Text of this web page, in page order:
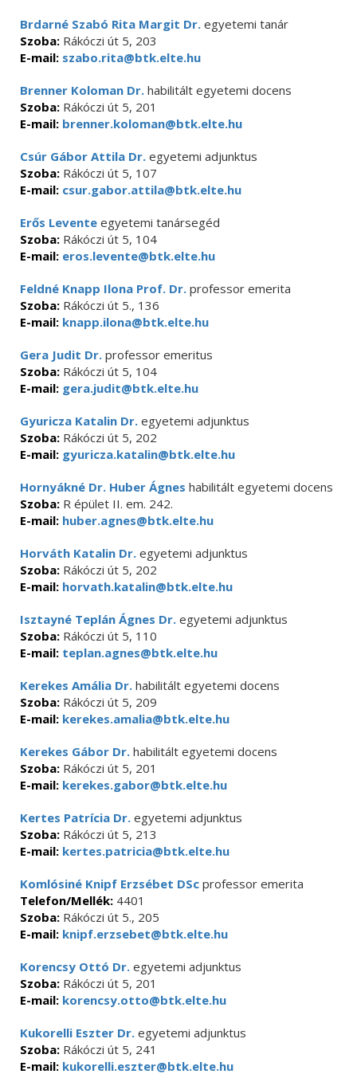
Brdarné Szabó Rita Margit Dr. egyetemi tanár
Szoba: Rákóczi út 5, 203
E-mail: szabo.rita@btk.elte.hu
Brenner Koloman Dr. habilitált egyetemi docens
Szoba: Rákóczi út 5, 201
E-mail: brenner.koloman@btk.elte.hu
Csúr Gábor Attila Dr. egyetemi adjunktus
Szoba: Rákóczi út 5, 107
E-mail: csur.gabor.attila@btk.elte.hu
Erős Levente egyetemi tanársegéd
Szoba: Rákóczi út 5, 104
E-mail: eros.levente@btk.elte.hu
Feldné Knapp Ilona Prof. Dr. professor emerita
Szoba: Rákóczi út 5., 136
E-mail: knapp.ilona@btk.elte.hu
Gera Judit Dr. professor emeritus
Szoba: Rákóczi út 5, 104
E-mail: gera.judit@btk.elte.hu
Gyuricza Katalin Dr. egyetemi adjunktus
Szoba: Rákóczi út 5, 202
E-mail: gyuricza.katalin@btk.elte.hu
Hornyákné Dr. Huber Ágnes habilitált egyetemi docens
Szoba: R épület II. em. 242.
E-mail: huber.agnes@btk.elte.hu
Horváth Katalin Dr. egyetemi adjunktus
Szoba: Rákóczi út 5, 202
E-mail: horvath.katalin@btk.elte.hu
Isztayné Teplán Ágnes Dr. egyetemi adjunktus
Szoba: Rákóczi út 5, 110
E-mail: teplan.agnes@btk.elte.hu
Kerekes Amália Dr. habilitált egyetemi docens
Szoba: Rákóczi út 5, 209
E-mail: kerekes.amalia@btk.elte.hu
Kerekes Gábor Dr. habilitált egyetemi docens
Szoba: Rákóczi út 5, 201
E-mail: kerekes.gabor@btk.elte.hu
Kertes Patrícia Dr. egyetemi adjunktus
Szoba: Rákóczi út 5, 213
E-mail: kertes.patricia@btk.elte.hu
Komlósiné Knipf Erzsébet DSc professor emerita
Telefon/Mellék: 4401
Szoba: Rákóczi út 5., 205
E-mail: knipf.erzsebet@btk.elte.hu
Korencsy Ottó Dr. egyetemi adjunktus
Szoba: Rákóczi út 5, 201
E-mail: korencsy.otto@btk.elte.hu
Kukorelli Eszter Dr. egyetemi adjunktus
Szoba: Rákóczi út 5, 241
E-mail: kukorelli.eszter@btk.elte.hu